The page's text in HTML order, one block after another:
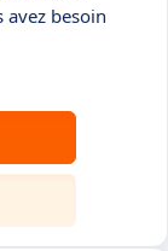
avez besoin